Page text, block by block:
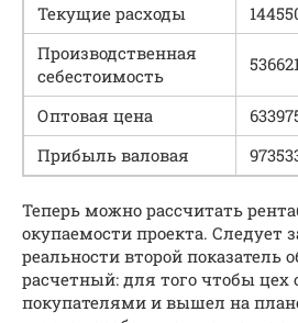
Текущие расходы
Производственная
себестоимость
Оптовая цена
Прибыль валовая
Теперь можно рассчитать
окупаемости проекта. Следует
реальности второй показатель
расчетный: для того чтобы цех
покупателями и вышел на